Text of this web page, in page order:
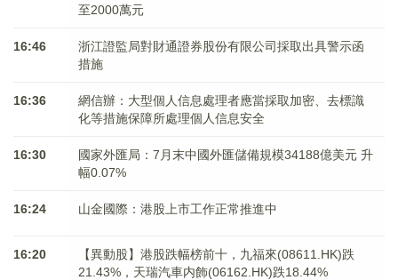
至2000萬元
16:46
浙江證監局對財通證券股份有限公司採取出具警示函
措施
16:36
網信辦：大型個人信息處理者應當採取加密、去標識
化等措施保障所處理個人信息安全
16:30
國家外匯局：7月末中國外匯儲備規模34188億美元 升
幅0.07%
16:24 山金國際：港股上市工作正常推進中
16:20
【異動股】港股跌幅榜前十，九福來(08611.HK)跌
21.43%，天瑞汽車内飾(06162.HK)跌18.44%